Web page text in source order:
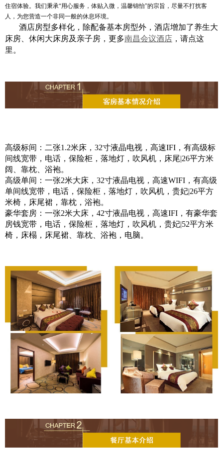
住宿体验。我们秉承“用心服务，体贴入微，温馨锦怡”的宗旨，尽量不打扰客
人，为您营造一个非同一般的休息环境。
酒店房型多样化，除配备基本房型外，酒店增加了养生大
床房、休闲大床房及亲子房，更多南昌会议酒店 ，请点这
里。
高级标间：二张1.2米床，32寸液晶电视，高速IFI，有高级标
间线宽带，电话，保险柜，落地灯，吹风机，床尾|26平方米
阔、靠枕、浴袍。
高级单间：一张2米大床，32寸液晶电视，高速WIFI，有高级
单间线宽带，电话，保险柜，落地灯，吹风机，贵妃|26平方
米椅，床尾裙，靠枕，浴袍。
豪华套房：一张2米大床，42寸液晶电视，高速IFI，有豪华套
房钱宽带，电话，保险柜，落地灯，吹风机，贵妃|52平方米
椅，床榻，床尾裙、靠枕、浴袍，电脑。